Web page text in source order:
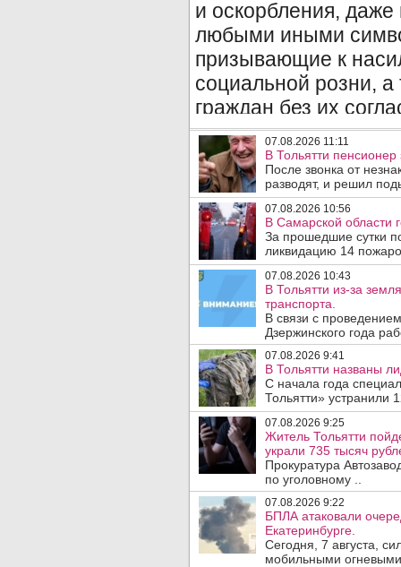
07.08.2026 11:11
В Тольятти
После звонка от
разводят, и решил
07.08.2026 10:56
В Самарской области
За прошедшие сутки
ликвидацию 14
07.08.2026 10:43
В Тольятти из-за
транспорта.
В связи с
Дзержинского года
07.08.2026 9:41
В Тольятти названы
С начала года
Тольятти» устранили
07.08.2026 9:25
Житель Тольятти
украли 735 тысяч
Прокуратура
по уголовному ..
07.08.2026 9:22
БПЛА атаковали
Екатеринбурге.
Сегодня, 7 августа,
мобильными